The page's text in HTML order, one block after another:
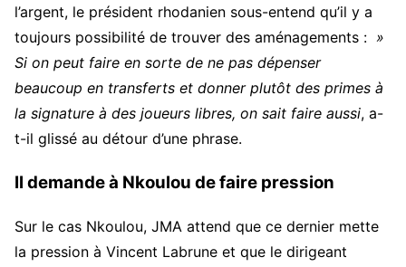
l’argent, le président rhodanien sous-entend qu’il y a
toujours possibilité de trouver des aménagements : »
Si on peut faire en sorte de ne pas dépenser
beaucoup en transferts et donner plutôt des primes à
la signature à des joueurs libres, on sait faire aussi, a-
t-il glissé au détour d’une phrase.
Il demande à Nkoulou de faire pression
Sur le cas Nkoulou, JMA attend que ce dernier mette
la pression à Vincent Labrune et que le dirigeant